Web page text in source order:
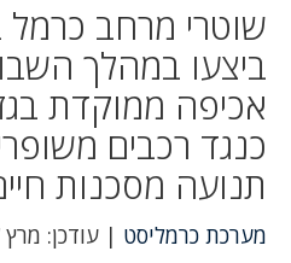
שוטרי מרחב כרמל
ביצעו במהלך
אכיפה ממוקדת
כנגד רכבים
תנועה מסכנות
מערכת כרמליסט | עודכן: מרץ 7, 2024